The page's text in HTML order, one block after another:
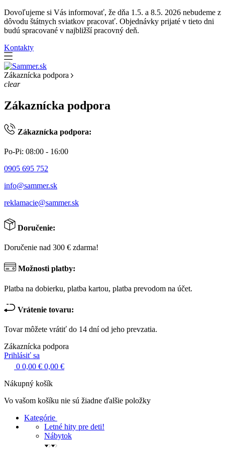
Dovoľujeme si Vás informovať, že dňa 1.5. a 8.5. 2026 nebudeme z
dôvodu štátnych sviatkov pracovať. Objednávky prijaté v tieto dni
budú spracované v najbližší pracovný deň.
Kontakty
Zákaznícka podpora
clear
Zákaznícka podpora
Zákaznícka podpora:
Po-Pi: 08:00 - 16:00
0905 695 752
info@sammer.sk
reklamacie@sammer.sk
Doručenie:
Doručenie nad 300 € zdarma!
Možnosti platby:
Platba na dobierku, platba kartou, platba prevodom na účet.
Vrátenie tovaru:
Tovar môžete vrátiť do 14 dní od jeho prevzatia.
Zákaznícka podpora
Prihlásiť sa
0 0,00 € 0,00 €
Nákupný košík
Vo vašom košíku nie sú žiadne ďalšie položky
Kategórie
Letné hity pre deti!
Nábytok